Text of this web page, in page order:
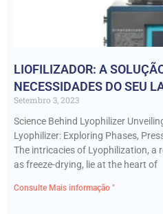
LIOFILIZADOR: A
NECESSIDADES DO SEU
Setembro 3, 2023
Science Behind Lyophilizer
Lyophilizer: Exploring Phases,
The intricacies of Lyophilization, a
as freeze-drying, lie at the heart of
Consulte Mais informação "